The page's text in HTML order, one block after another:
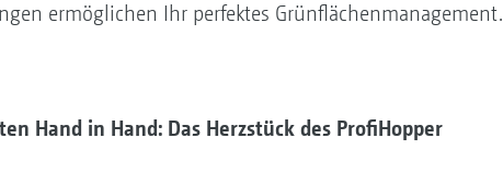
ermöglichen Ihr perfektes Grünflächenmanagement.
Hand in Hand: Das Herzstück des ProfiHopper